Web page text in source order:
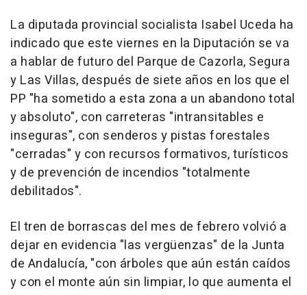
La diputada provincial socialista Isabel Uceda ha
indicado que este viernes en la Diputación se va
a hablar de futuro del Parque de Cazorla, Segura
y Las Villas, después de siete años en los que el
PP "ha sometido a esta zona a un abandono total
y absoluto", con carreteras "intransitables e
inseguras", con senderos y pistas forestales
"cerradas" y con recursos formativos, turísticos
y de prevención de incendios "totalmente
debilitados".
El tren de borrascas del mes de febrero volvió a
dejar en evidencia "las vergüenzas" de la Junta
de Andalucía, "con árboles que aún están caídos
y con el monte aún sin limpiar, lo que aumenta el